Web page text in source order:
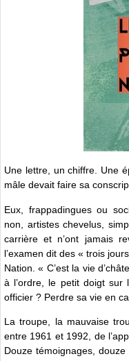
Une lettre, un chiffre. Une
mâle devait faire sa
Eux, frappadingues ou
non, artistes chevelus,
carrière et n’ont jamais
l’examen dit des « trois
Nation. « C’est la vie
à l’ordre, le petit doigt
officier ? Perdre sa vie en
La troupe, la mauvaise
entre 1961 et 1992, de
Douze témoignages,